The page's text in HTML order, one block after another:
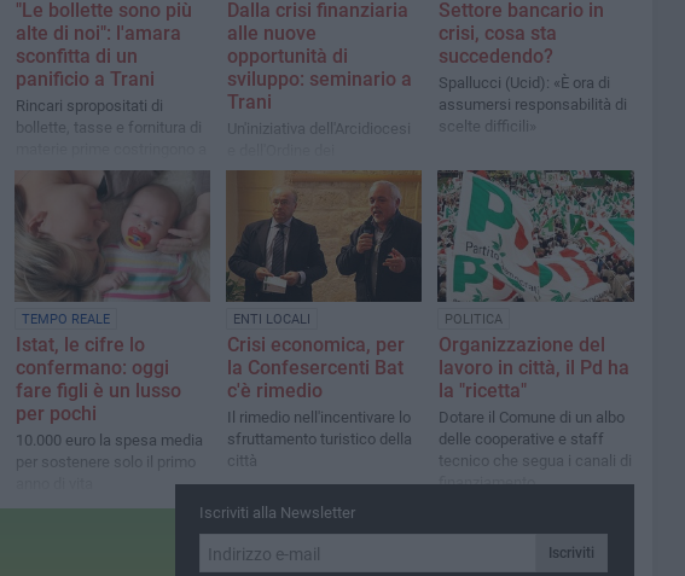
"Le bollette sono più
alte di noi": l'amara
sconfitta di un
panificio a Trani
Rincari spropositati di
bollette, tasse e fornitura di
abbassare la saracinesca
dopo meno di un anno di
attività
Dalla crisi finanziaria
alle nuove
opportunità di
sviluppo: seminario a
Trani
Un'iniziativa dell'Arcidiocesi
commercialisti
Settore bancario in
crisi, cosa sta
succedendo?
Spallucci (Ucid): «È ora di
assumersi responsabilità di
scelte difficili»
TEMPO REALE
Istat, le cifre lo
confermano: oggi
fare figli è un lusso
per pochi
10.000 euro la spesa media
per sostenere solo il primo
ENTI LOCALI
Crisi economica, per
la Confesercenti Bat
c'è rimedio
Il rimedio nell'incentivare lo
sfruttamento turistico della
città
POLITICA
Organizzazione del
lavoro in città, il Pd ha
la "ricetta"
Dotare il Comune di un albo
delle cooperative e staff
tecnico che segua i canali di
finanziamento
Iscriviti alla Newsletter
Iscriviti